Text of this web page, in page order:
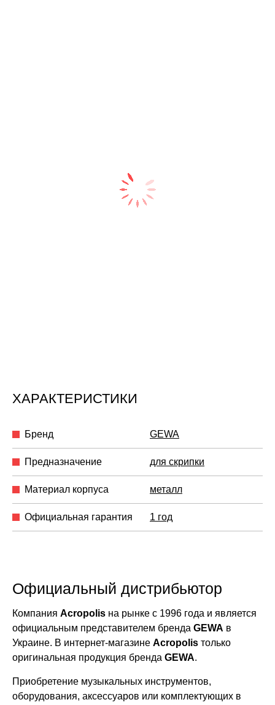
ХАРАКТЕРИСТИКИ
Бренд GEWA
Предназначение для скрипки
Материал корпуса металл
Официальная гарантия 1 год
Официальный дистрибьютор
Компания Acropolis на рынке с 1996 года и является
официальным представителем бренда GEWA в
Украине. В интернет-магазине Acropolis только
оригинальная продукция бренда GEWA.
Приобретение музыкальных инструментов,
оборудования, аксессуаров или комплектующих в